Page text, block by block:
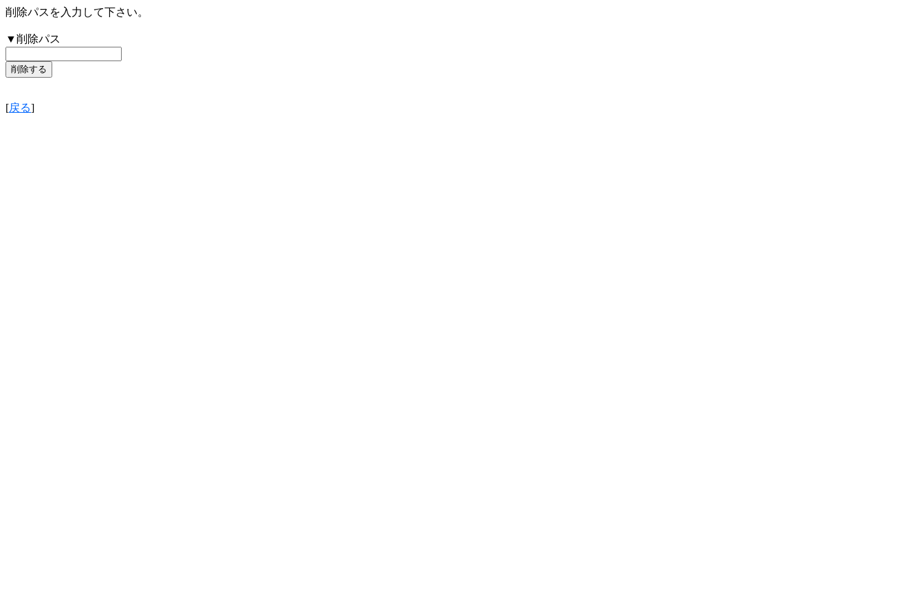
削除パスを入力して下さい。
▼削除パス
[戻る]